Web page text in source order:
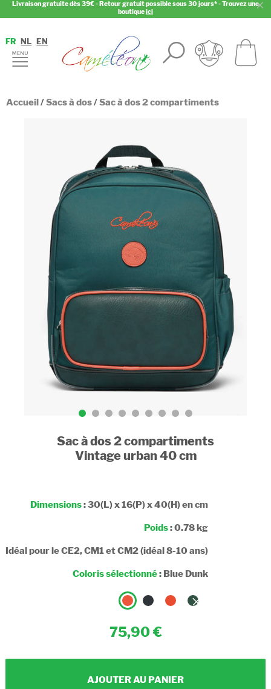
Livraison gratuite dès 39€ - Retour gratuit possible sous 30 jours* - Trouvez une
boutiqueici
FR NL EN
Accueil/Sacs à dos/Sac à dos 2 compartiments
Sac à dos 2 compartiments
Vintage urban 40 cm
Dimensions: 30(L) x 16(P) x 40(H) en cm
Poids: 0.78 kg
Idéal pour le CE2, CM1 et CM2 (idéal 8-10 ans)
Coloris sélectionné: Blue Dunk
75,90
AJOUTER AU PANIER